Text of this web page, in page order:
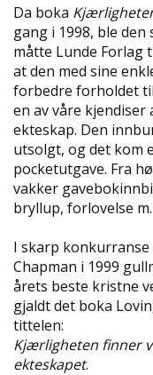
Da boka
gang i 1998, ble
måtte Lunde Forlag
at den med sine
forbedre forholdet
en av våre kjendiser
ekteskap. Den
utsolgt, og det kom
pocketutgave. Fra
vakker
bryllup, forlovelse
I skarp
Chapman i 1999
årets beste kristne
gjaldt det boka
tittelen:
Kjærligheten finner
ekteskapet.
O
R
L
A
G
E
N
E
K
U
E
K
L
U
B
B